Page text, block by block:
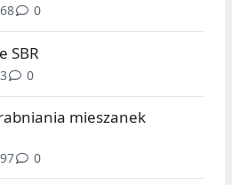
0
SBR
0
mieszanek
0